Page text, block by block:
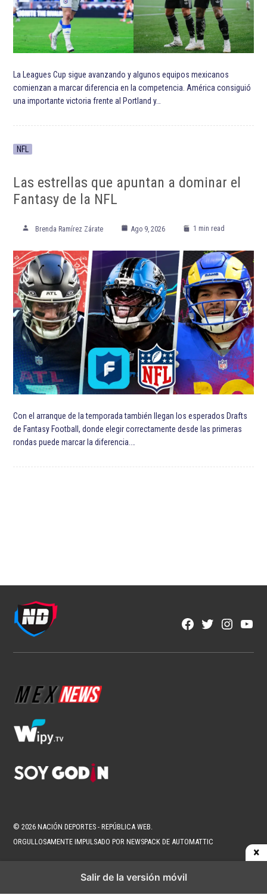
La Leagues Cup sigue avanzando y algunos equipos mexicanos
comienzan a marcar diferencia en la competencia. América consiguió
una importante victoria frente al Portland y…
NFL
Las estrellas que apuntan a dominar el
Fantasy de la NFL
Brenda Ramírez Zárate Ago 9, 2026 1 min read
Con el arranque de la temporada también llegan los esperados Drafts
de Fantasy Football, donde elegir correctamente desde las primeras
rondas puede marcar la diferencia.…
Facebook
Twitter
© 2026 NACIÓN DEPORTES - REPÚBLICA WEB.
ORGULLOSAMENTE IMPULSADO POR NEWSPACK DE AUTOMATTIC
Salir de la versión móvil